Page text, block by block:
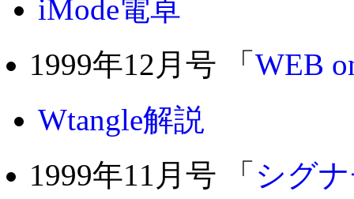
iMode電卓
1999年12月号 「 WEB
Wtangle解説
1999年11月号 「 シグ